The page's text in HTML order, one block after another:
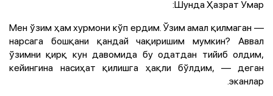
Шунда Ҳазрат Умар:
— Мен ўзим ҳам хурмони кўп ердим. Ўзим амал қилмаган
нарсага бошқани қандай чақиришим мумкин? Аввал
ўзимни қирқ кун давомида бу одатдан тийиб олдим,
кейингина насиҳат қилишга ҳақли бўлдим, — деган
эканлар.